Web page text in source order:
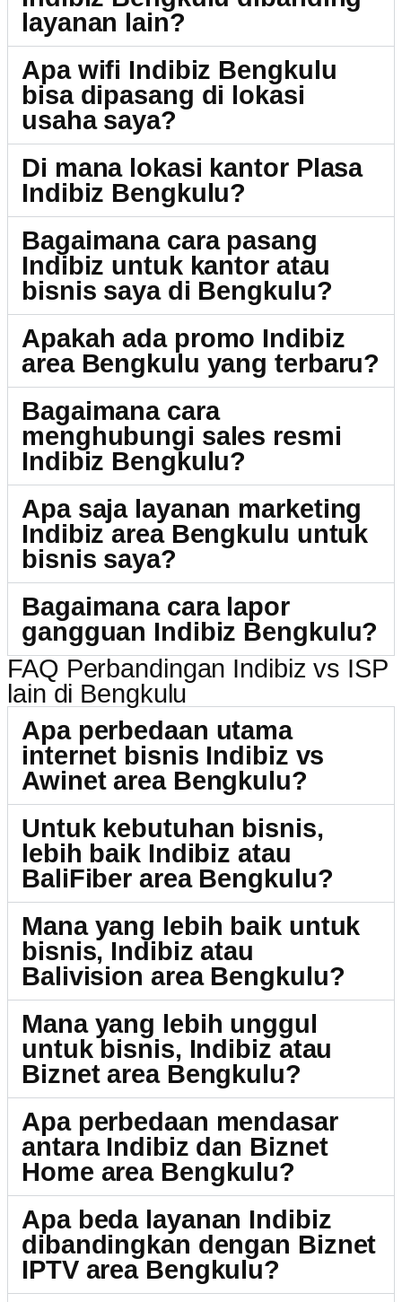
layanan lain?
Apa wifi Indibiz Bengkulu
bisa dipasang di lokasi
usaha saya?
Di mana lokasi kantor Plasa
Indibiz Bengkulu?
Bagaimana cara pasang
Indibiz untuk kantor atau
bisnis saya di Bengkulu?
Apakah ada promo Indibiz
area Bengkulu yang terbaru?
Bagaimana cara
menghubungi sales resmi
Indibiz Bengkulu?
Apa saja layanan marketing
Indibiz area Bengkulu untuk
bisnis saya?
Bagaimana cara lapor
gangguan Indibiz Bengkulu?
FAQ Perbandingan Indibiz vs ISP
lain di Bengkulu
Apa perbedaan utama
internet bisnis Indibiz vs
Awinet area Bengkulu?
Untuk kebutuhan bisnis,
lebih baik Indibiz atau
BaliFiber area Bengkulu?
Mana yang lebih baik untuk
bisnis, Indibiz atau
Balivision area Bengkulu?
Mana yang lebih unggul
untuk bisnis, Indibiz atau
Biznet area Bengkulu?
Apa perbedaan mendasar
antara Indibiz dan Biznet
Home area Bengkulu?
Apa beda layanan Indibiz
dibandingkan dengan Biznet
IPTV area Bengkulu?